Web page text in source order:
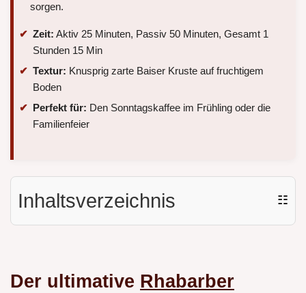
sorgen.
Zeit: Aktiv 25 Minuten, Passiv 50 Minuten, Gesamt 1
Stunden 15 Min
Textur: Knusprig zarte Baiser Kruste auf fruchtigem
Boden
Perfekt für: Den Sonntagskaffee im Frühling oder die
Familienfeier
Inhaltsverzeichnis ☷
Der ultimative Rhabarber